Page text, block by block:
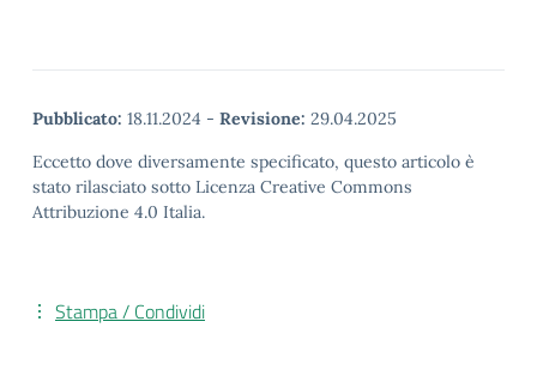
Pubblicato: 18.11.2024 - Revisione: 29.04.2025
Eccetto dove diversamente specificato, questo articolo è
stato rilasciato sotto Licenza Creative Commons
Attribuzione 4.0 Italia.
Stampa / Condividi